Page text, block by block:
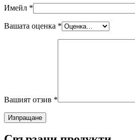
Имейл *
Вашата оценка *
Вашият отзив *